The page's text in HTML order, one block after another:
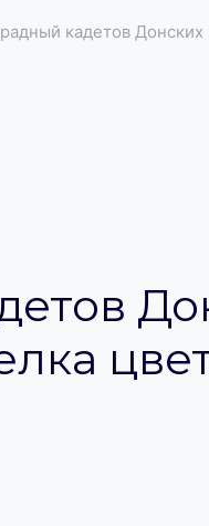
кадетов